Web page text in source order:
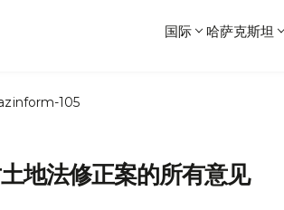
国际 哈萨克斯坦
105
地法修正案的所有意见